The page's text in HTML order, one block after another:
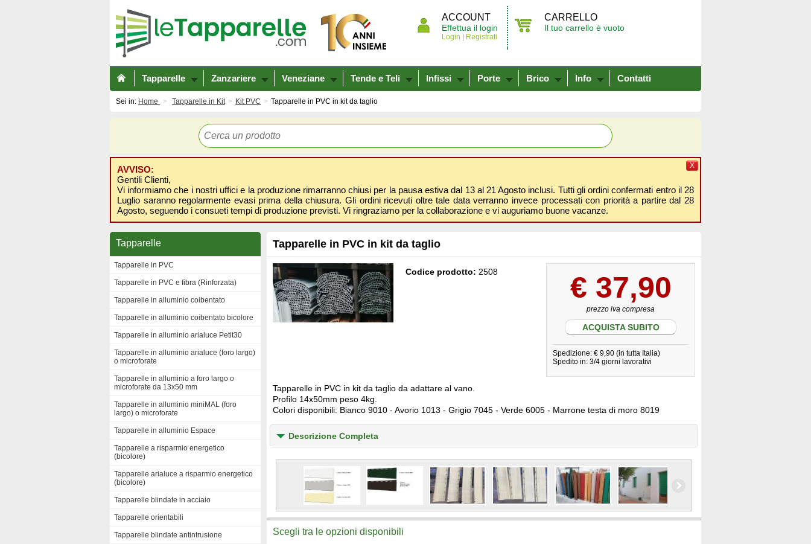
ACCOUNT
Effettua il login
Login | Registrati
CARRELLO
Il tuo carrello è vuoto
Tapparelle Zanzariere Veneziane Tende e Teli Infissi Porte Brico Info Contatti
Sei in: Home Tapparelle in Kit Kit PVC Tapparelle in PVC in kit da taglio
AVVISO:
Gentili Clienti,
Vi informiamo che i nostri uffici e la produzione rimarranno chiusi per la pausa estiva dal 13 al 21 Agosto inclusi. Tutti gli ordini confermati entro il 28
Luglio saranno regolarmente evasi prima della chiusura. Gli ordini ricevuti oltre tale data verranno invece processati con priorità a partire dal 28
Agosto, seguendo i consueti tempi di produzione previsti. Vi ringraziamo per la collaborazione e vi auguriamo buone vacanze.
X
Tapparelle
Tapparelle in PVC
Tapparelle in PVC e fibra (Rinforzata)
Tapparelle in alluminio coibentato
Tapparelle in alluminio coibentato bicolore
Tapparelle in alluminio arialuce Petit30
Tapparelle in alluminio arialuce (foro largo)
o microforate
Tapparelle in alluminio a foro largo o
microforate da 13x50 mm
Tapparelle in alluminio miniMAL (foro
largo) o microforate
Tapparelle in alluminio Espace
Tapparelle a risparmio energetico
(bicolore)
Tapparelle arialuce a risparmio energetico
(bicolore)
Tapparelle blindate in acciaio
Tapparelle orientabili
Tapparelle blindate antintrusione
Tapparelle in PVC in kit da taglio
Codice prodotto: 2508 € 37,90
prezzo iva compresa
ACQUISTA SUBITO
Spedizione: € 9,90 (in tutta Italia)
Spedito in: 3/4 giorni lavorativi
Tapparelle in PVC in kit da taglio da adattare al vano.
Profilo 14x50mm peso 4kg.
Colori disponibili: Bianco 9010 - Avorio 1013 - Grigio 7045 - Verde 6005 - Marrone testa di moro 8019
Descrizione Completa
Scegli tra le opzioni disponibili